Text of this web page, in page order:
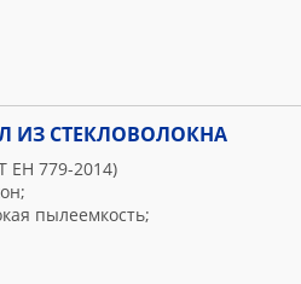
ИЗ СТЕКЛОВОЛОКНА
ЕН 779-2014)
пылеемкость;